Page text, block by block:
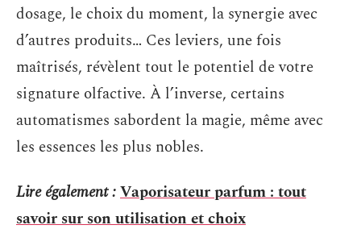
dosage, le choix du moment, la synergie avec
d’autres produits… Ces leviers, une fois
maîtrisés, révèlent tout le potentiel de votre
signature olfactive. À l’inverse, certains
automatismes sabordent la magie, même avec
les essences les plus nobles.
Lire également :Vaporisateur parfum : tout
savoir sur son utilisation et choix